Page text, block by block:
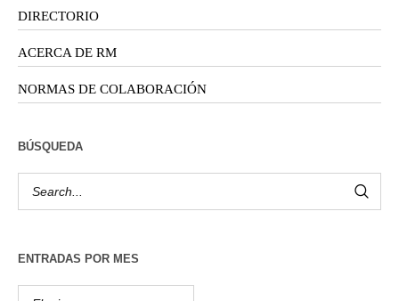
DIRECTORIO
ACERCA DE RM
NORMAS DE COLABORACIÓN
BÚSQUEDA
ENTRADAS POR MES